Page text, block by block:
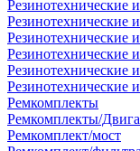
Резинотехнические
Резинотехнические
Резинотехнические
Резинотехнические
Резинотехнические
Резинотехнические
Ремкомплекты
Ремкомплекты/
Ремкомплект/мост